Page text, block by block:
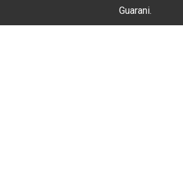
Guarani.